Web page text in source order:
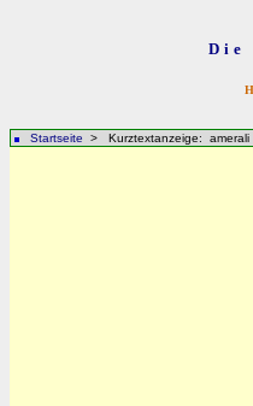
Die
Startseite > Kurztextanzeige: amerali